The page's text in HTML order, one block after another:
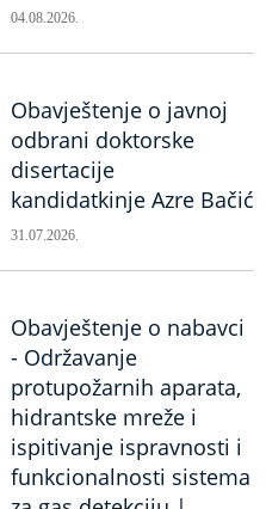
04.08.2026.
Obavještenje o javnoj
odbrani doktorske
disertacije
kandidatkinje Azre Bačić
31.07.2026.
Obavještenje o nabavci
- Održavanje
protupožarnih aparata,
hidrantske mreže i
ispitivanje ispravnosti i
funkcionalnosti sistema